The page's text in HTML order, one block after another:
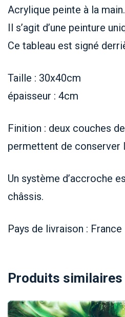
Acrylique peinte à la main.
Il s’agit d’une peinture
Ce tableau est signé
Taille : 30x40cm
épaisseur : 4cm
Finition : deux couches
permettent de conserver
Un système d’accroche
châssis.
Pays de livraison : France
Produits similaires